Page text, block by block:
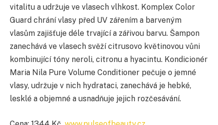
vitalitu a udržuje ve vlasech vlhkost. Komplex Color
Guard chrání vlasy před UV zářením a barveným
vlasům zajišťuje déle trvající a zářivou barvu. Šampon
zanechává ve vlasech svěží citrusovo květinovou vůni
kombinující tóny neroli, citronu a hyacintu. Kondicionér
Maria Nila Pure Volume Conditioner pečuje o jemné
vlasy, udržuje v nich hydrataci, zanechává je hebké,
lesklé a objemné a usnadňuje jejich rozčesávání.